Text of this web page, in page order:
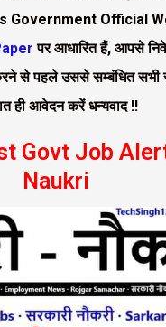
Government Official
पर आधारित हैं, आपसे
से पहले उससे सम्बंधित सभी
ही आवेदन करें धन्यवाद !!
Govt Job
Naukri